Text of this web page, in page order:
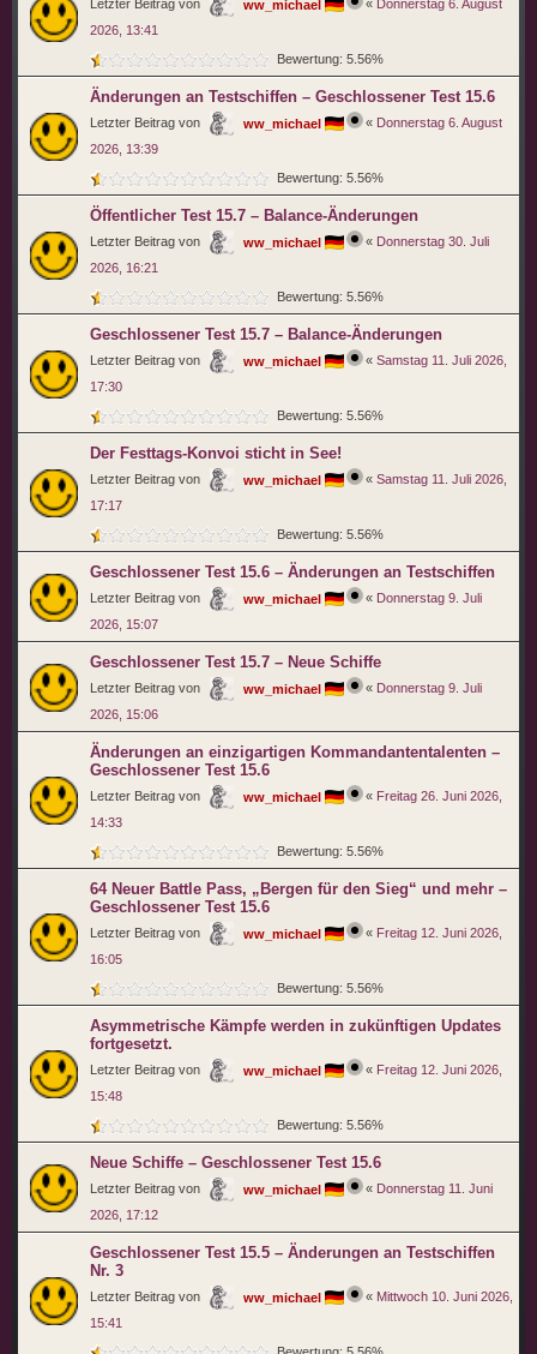
Letzter Beitrag von ww_michael « Donnerstag 6. August
2026, 13:41
Bewertung: 5.56%
Änderungen an Testschiffen – Geschlossener Test 15.6
Letzter Beitrag von ww_michael « Donnerstag 6. August
2026, 13:39
Bewertung: 5.56%
Öffentlicher Test 15.7 – Balance-Änderungen
Letzter Beitrag von ww_michael « Donnerstag 30. Juli
2026, 16:21
Bewertung: 5.56%
Geschlossener Test 15.7 – Balance-Änderungen
Letzter Beitrag von ww_michael « Samstag 11. Juli 2026,
17:30
Bewertung: 5.56%
Der Festtags-Konvoi sticht in See!
Letzter Beitrag von ww_michael « Samstag 11. Juli 2026,
17:17
Bewertung: 5.56%
Geschlossener Test 15.6 – Änderungen an Testschiffen
Letzter Beitrag von ww_michael « Donnerstag 9. Juli
2026, 15:07
Geschlossener Test 15.7 – Neue Schiffe
Letzter Beitrag von ww_michael « Donnerstag 9. Juli
2026, 15:06
Änderungen an einzigartigen Kommandantentalenten –
Geschlossener Test 15.6
Letzter Beitrag von ww_michael « Freitag 26. Juni 2026,
14:33
Bewertung: 5.56%
64 Neuer Battle Pass, „Bergen für den Sieg“ und mehr –
Geschlossener Test 15.6
Letzter Beitrag von ww_michael « Freitag 12. Juni 2026,
16:05
Bewertung: 5.56%
Asymmetrische Kämpfe werden in zukünftigen Updates
fortgesetzt.
Letzter Beitrag von ww_michael « Freitag 12. Juni 2026,
15:48
Bewertung: 5.56%
Neue Schiffe – Geschlossener Test 15.6
Letzter Beitrag von ww_michael « Donnerstag 11. Juni
2026, 17:12
Geschlossener Test 15.5 – Änderungen an Testschiffen
Nr. 3
Letzter Beitrag von ww_michael « Mittwoch 10. Juni 2026,
15:41